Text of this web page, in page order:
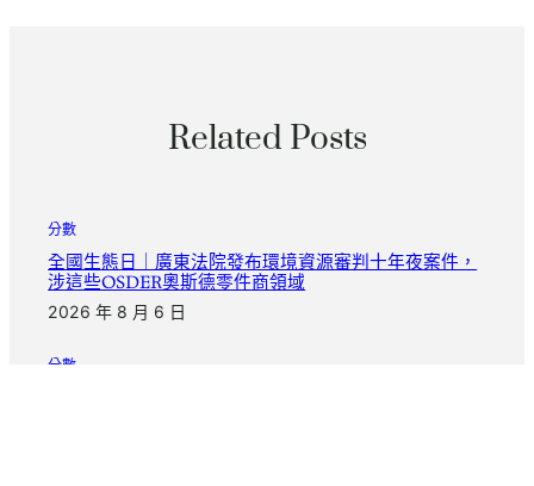
Related Posts
分數
全國生態日｜廣東法院發布環境資源審判十年夜案件，
涉這些OSDER奧斯德零件商領域
2026 年 8 月 6 日
分數